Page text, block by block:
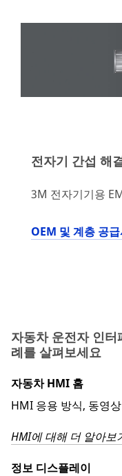
전자기 간섭 해
3M 전자기기용
OEM 및 계층 공
자동차 운전자 인
례를 살펴보세요
자동차 HMI 홈
HMI 응용 방식, 동영
HMI에 대해 더 알아보
정보 디스플레이